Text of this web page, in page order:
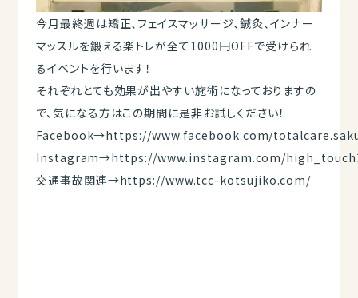
今月最終週は矯正、フェイスマッサージ、鍼灸、インナー
マッスルを鍛える楽トレが全て1000円OFFで受けられ
るイベントを行います！
それぞれとても効果が出やすい施術になっておりますの
で、気になる方はこの期間に是非お試しください！
Facebook→https://www.facebook.com/
Instagram→https://www.instagram.com/
交通事故関連→https://www.tcc-kotsujiko.com/